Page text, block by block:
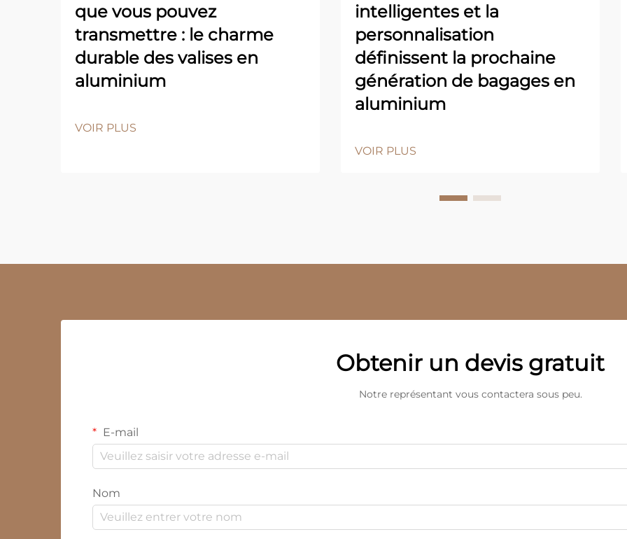
que vous pouvez
transmettre : le charme
durable des valises en
aluminium
VOIR PLUS
intelligentes et la
personnalisation
définissent la prochaine
génération de bagages en
aluminium
VOIR PLUS
Obtenir un devis gratuit
Notre représentant vous contactera sous peu.
E-mail
Nom